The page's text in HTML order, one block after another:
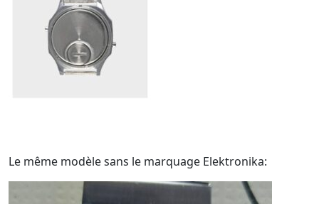
Le même modèle sans le marquage Elektronika: